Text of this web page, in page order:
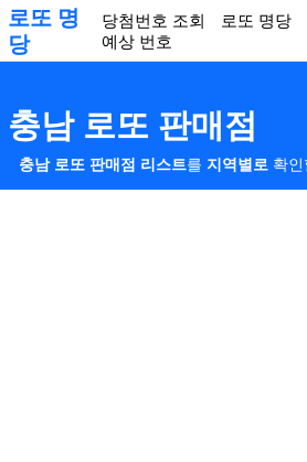
로또 명
당
당첨번호 조회 로또 명당
예상 번호
충남 로또 판매점
충남 로또 판매점 리스트를 지역별로 확